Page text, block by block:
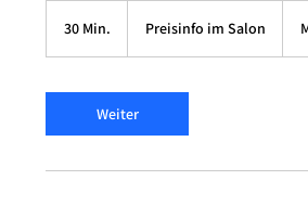
30 Min.
i
n
.
SalonPreisinfo im Salon
Weiter